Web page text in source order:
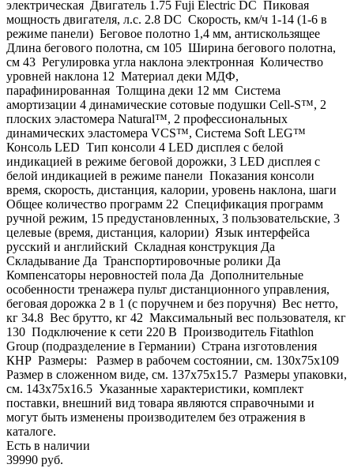
электрическая Двигатель 1.75 Fuji Electric DC Пиковая
мощность двигателя, л.с. 2.8 DC Скорость, км/ч 1-14 (1-6 в
режиме панели) Беговое полотно 1,4 мм, антискользящее
Длина бегового полотна, см 105 Ширина бегового полотна,
см 43 Регулировка угла наклона электронная Количество
уровней наклона 12 Материал деки МДФ,
парафинированная Толщина деки 12 мм Система
амортизации 4 динамические сотовые подушки Cell-S™, 2
плоских эластомера Natural™, 2 профессиональных
динамических эластомера VCS™, Система Soft LEG™
Консоль LED Тип консоли 4 LED дисплея с белой
индикацией в режиме беговой дорожки, 3 LED дисплея с
белой индикацией в режиме панели Показания консоли
время, скорость, дистанция, калории, уровень наклона, шаги
Общее количество программ 22 Спецификация программ
ручной режим, 15 предустановленных, 3 пользовательские, 3
целевые (время, дистанция, калории) Язык интерфейса
русский и английский Складная конструкция Да
Складывание Да Транспортировочные ролики Да
Компенсаторы неровностей пола Да Дополнительные
особенности тренажера пульт дистанционного управления,
беговая дорожка 2 в 1 (с поручнем и без поручня) Вес нетто,
кг 34.8 Вес брутто, кг 42 Максимальный вес пользователя, кг
130 Подключение к сети 220 В Производитель Fitathlon
Group (подразделение в Германии) Страна изготовления
КНР Размеры: Размер в рабочем состоянии, см. 130х75x109
Размер в сложенном виде, см. 137х75x15.7 Размеры упаковки,
см. 143х75x16.5 Указанные характеристики, комплект
поставки, внешний вид товара являются справочными и
могут быть изменены производителем без отражения в
каталоге.
Есть в наличии
39990 руб.